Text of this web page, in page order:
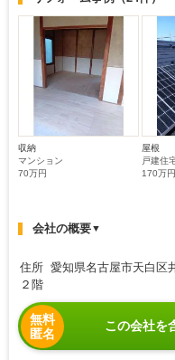
収納
マンション
70万円
屋根
戸建住
170万円
会社の概要▼
住所 愛知県名古屋市天白区
２階
無料
匿名
この会社を